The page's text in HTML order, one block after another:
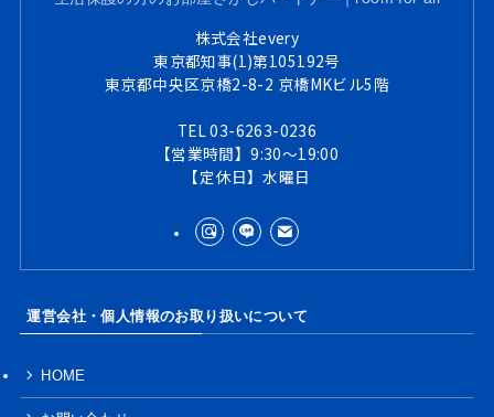
株式会社every
東京都知事(1)第105192号
東京都中央区京橋2-8-2 京橋MKビル5階
TEL 03-6263-0236
【営業時間】9:30～19:00
【定休日】水曜日
運営会社・個人情報のお取り扱いについて
HOME